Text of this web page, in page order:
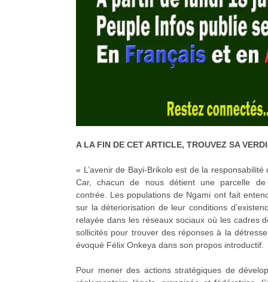
A LA FIN DE CET ARTICLE, TROUVEZ SA
« L’avenir de Bayi-Brikolo est de la responsabilité
Car, chacun de nous détient une parcelle
contrée. Les populations de Ngami ont fait
sur la déteriorisation de leur conditions
relayée dans les réseaux sociaux où les cadres
sollicités pour trouver des réponses à la
évoqué Félix Onkeya dans son propos introductif.
Pour mener des actions stratégiques de